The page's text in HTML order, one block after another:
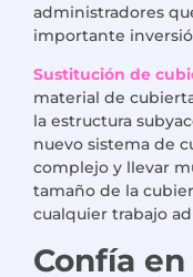
administradores
importante
Sustitución de
material de
la estructura
nuevo sistema de
complejo y llevar
tamaño de la
cualquier trabajo
Confía